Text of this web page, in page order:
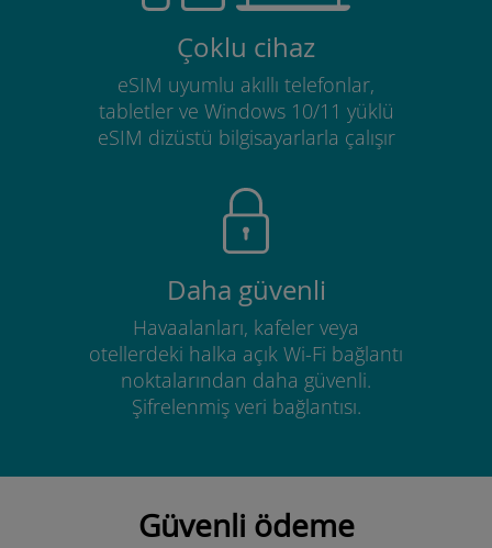
Çoklu cihaz
eSIM uyumlu akıllı telefonlar,
tabletler ve Windows 10/11 yüklü
eSIM dizüstü bilgisayarlarla çalışır
Daha güvenli
Havaalanları, kafeler veya
otellerdeki halka açık Wi-Fi bağlantı
noktalarından daha güvenli.
Şifrelenmiş veri bağlantısı.
Güvenli ödeme